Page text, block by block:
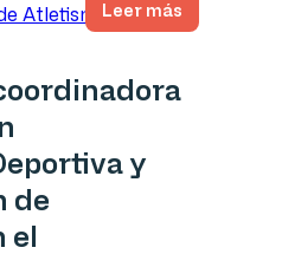
Leer más
y
de
el